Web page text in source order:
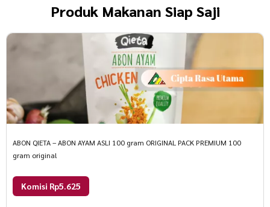
Produk Makanan Siap Saji
ABON QIETA – ABON AYAM ASLI 100 gram ORIGINAL PACK PREMIUM 100
gram original
Komisi Rp5.625